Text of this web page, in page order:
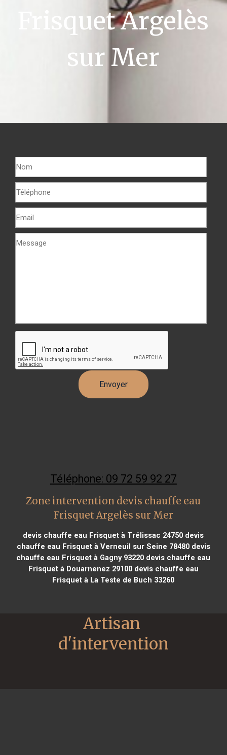
Frisquet Argelès
sur Mer
Téléphone: 09 72 59 92 27
Zone intervention devis chauffe eau
Frisquet Argelès sur Mer
devis chauffe eau Frisquet à Trélissac 24750 devis
chauffe eau Frisquet à Verneuil sur Seine 78480devis
chauffe eau Frisquet à Gagny 93220 devis chauffe eau
Frisquet à Douarnenez 29100devis chauffe eau
Frisquet à La Teste de Buch 33260
Artisan
d'intervention